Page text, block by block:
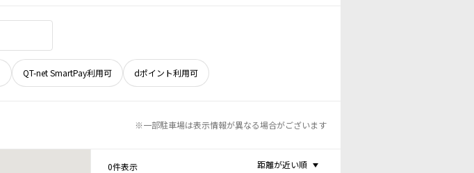
QT-net SmartPay利用可 dポイント利用可
※一部駐車場は表示情報が異なる場合がございます
0件表示 距離が近い順